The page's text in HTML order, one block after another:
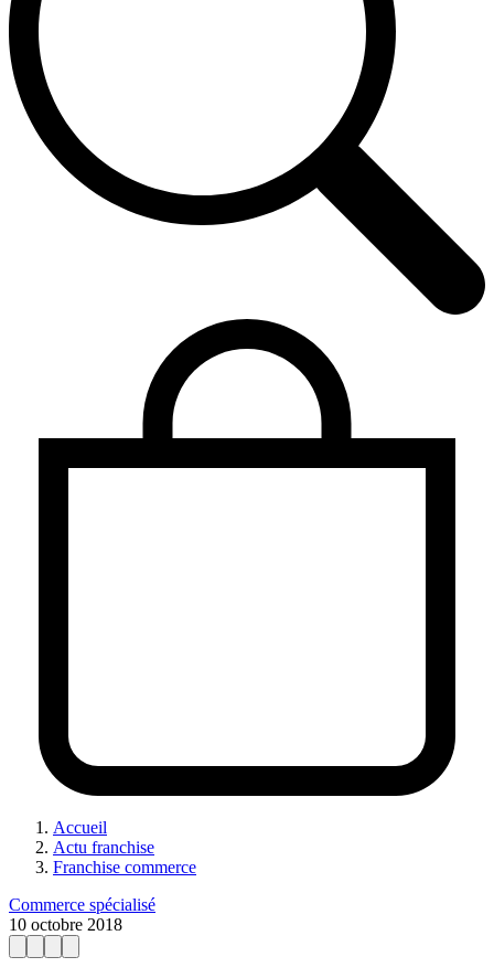
Accueil
Actu franchise
Franchise commerce
Commerce spécialisé
10 octobre 2018